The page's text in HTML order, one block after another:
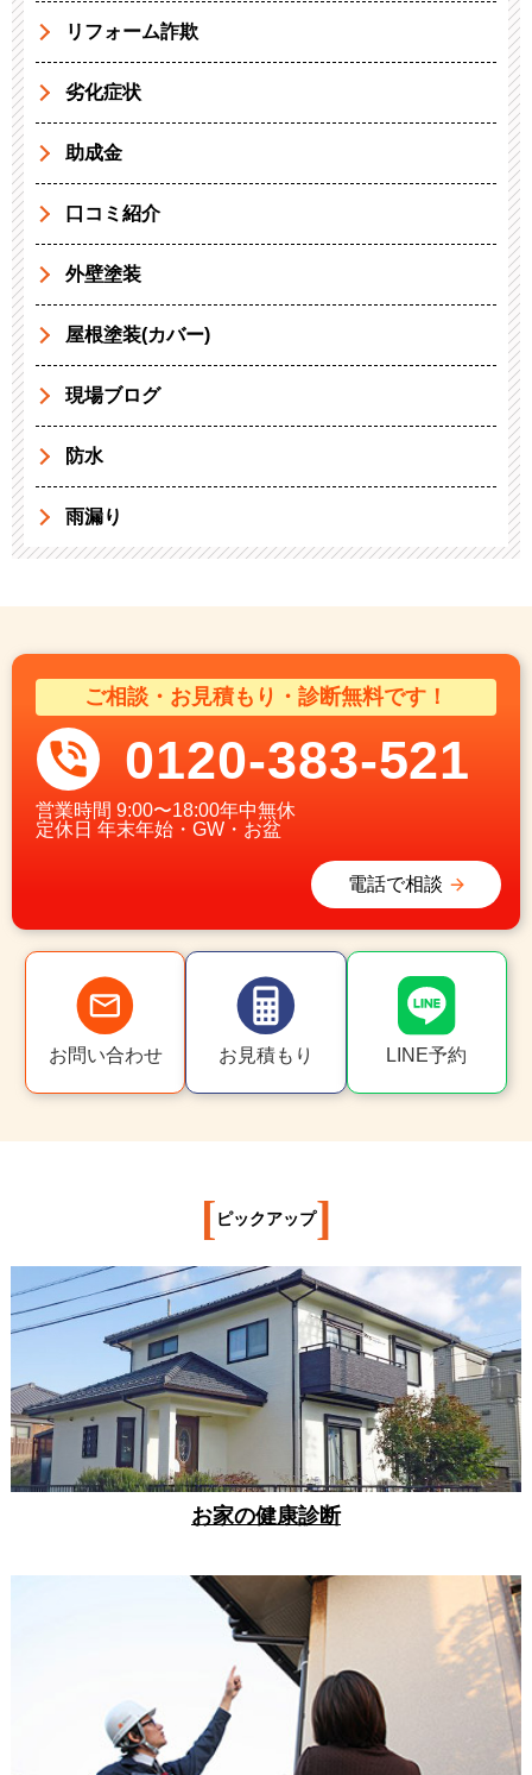
リフォーム詐欺
劣化症状
助成金
口コミ紹介
外壁塗装
屋根塗装(カバー)
現場ブログ
防水
雨漏り
ご相談・お見積もり・診断無料です！
0120-383-521
営業時間 9:00〜18:00年中無休
定休日 年末年始・GW・お盆
電話で相談
お問い合わせ お見積もり LINE予約
[ ピックアップ]
お家の健康診断